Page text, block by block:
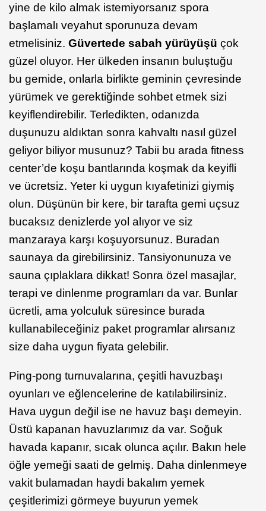
yine de kilo almak istemiyorsanız spora
başlamalı veyahut sporunuza devam
etmelisiniz. Güvertede sabah yürüyüşü çok
güzel oluyor. Her ülkeden insanın buluştuğu
bu gemide, onlarla birlikte geminin çevresinde
yürümek ve gerektiğinde sohbet etmek sizi
keyiflendirebilir. Terledikten, odanızda
duşunuzu aldıktan sonra kahvaltı nasıl güzel
geliyor biliyor musunuz? Tabii bu arada fitness
center’de koşu bantlarında koşmak da keyifli
ve ücretsiz. Yeter ki uygun kıyafetinizi giymiş
olun. Düşünün bir kere, bir tarafta gemi uçsuz
bucaksız denizlerde yol alıyor ve siz
manzaraya karşı koşuyorsunuz. Buradan
saunaya da girebilirsiniz. Tansiyonunuza ve
sauna çıplaklara dikkat! Sonra özel masajlar,
terapi ve dinlenme programları da var. Bunlar
ücretli, ama yolculuk süresince burada
kullanabileceğiniz paket programlar alırsanız
size daha uygun fiyata gelebilir.
Ping-pong turnuvalarına, çeşitli havuzbaşı
oyunları ve eğlencelerine de katılabilirsiniz.
Hava uygun değil ise ne havuz başı demeyin.
Üstü kapanan havuzlarımız da var. Soğuk
havada kapanır, sıcak olunca açılır. Bakın hele
öğle yemeği saati de gelmiş. Daha dinlenmeye
vakit bulamadan haydi bakalım yemek
çeşitlerimizi görmeye buyurun yemek